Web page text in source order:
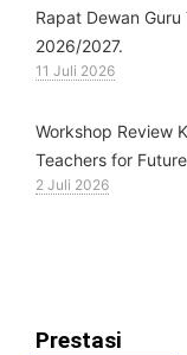
Rapat Dewan Guru
2026/2027.
11 Juli 2026
Workshop Review
Teachers for
2 Juli 2026
Prestasi